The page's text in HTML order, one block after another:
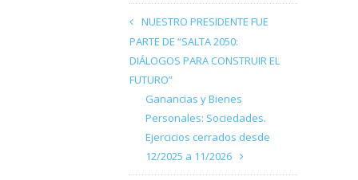
NUESTRO PRESIDENTE FUE
PARTE DE “SALTA 2050:
DIÁLOGOS PARA CONSTRUIR EL
FUTURO”
Ganancias y Bienes
Personales: Sociedades.
Ejercicios cerrados desde
12/2025 a 11/2026